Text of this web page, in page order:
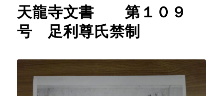
天龍寺文書 第１０９
号 足利尊氏禁制